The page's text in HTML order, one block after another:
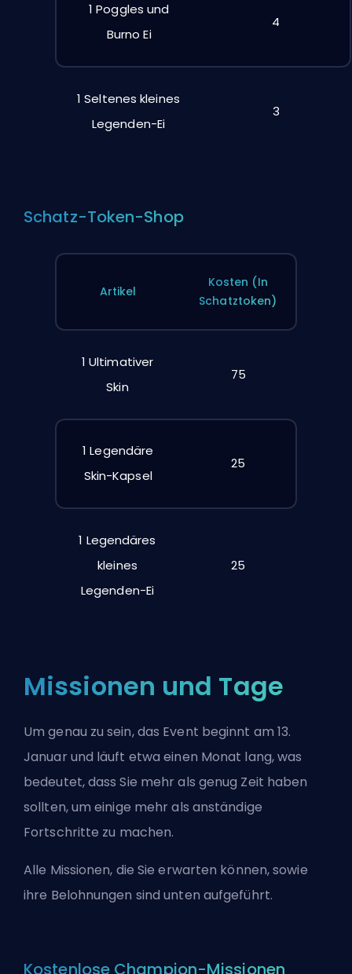
1 Poggles und
Burno Ei
4
1 Seltenes kleines
Legenden-Ei
3
Schatz-Token-Shop
Artikel
Kosten (In
Schatztoken)
1 Ultimativer
Skin
75
1 Legendäre
Skin-Kapsel
25
1 Legendäres
kleines
Legenden-Ei
25
Missionen und Tage
Um genau zu sein, das Event beginnt am 13.
Januar und läuft etwa einen Monat lang, was
bedeutet, dass Sie mehr als genug Zeit haben
sollten, um einige mehr als anständige
Fortschritte zu machen.
Alle Missionen, die Sie erwarten können, sowie
ihre Belohnungen sind unten aufgeführt.
Kostenlose Champion-Missionen